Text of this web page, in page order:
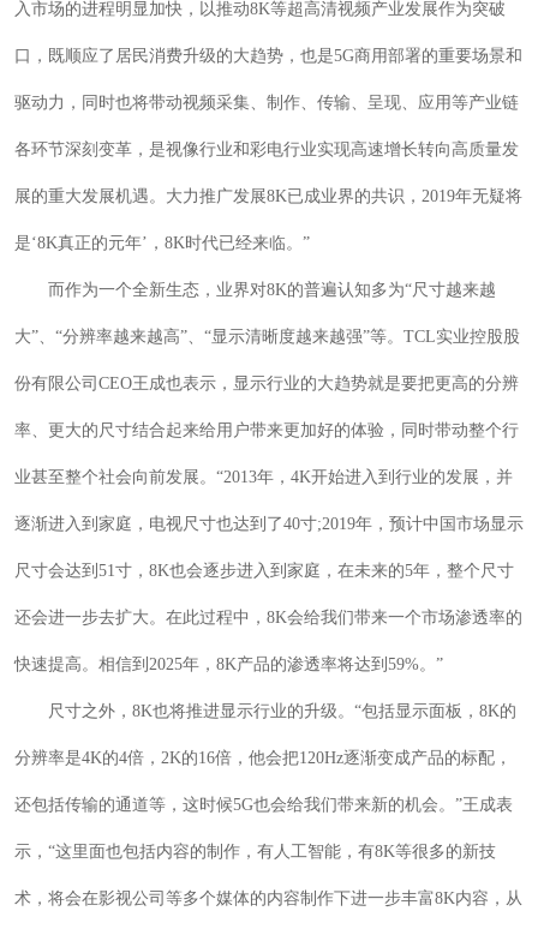
入市场的进程明显加快，以推动8K等超高清视频产业发展作为突破
口，既顺应了居民消费升级的大趋势，也是5G商用部署的重要场景和
驱动力，同时也将带动视频采集、制作、传输、呈现、应用等产业链
各环节深刻变革，是视像行业和彩电行业实现高速增长转向高质量发
展的重大发展机遇。大力推广发展8K已成业界的共识，2019年无疑将
是‘8K真正的元年’，8K时代已经来临。”
而作为一个全新生态，业界对8K的普遍认知多为“尺寸越来越
大”、“分辨率越来越高”、“显示清晰度越来越强”等。TCL实业控股股
份有限公司CEO王成也表示，显示行业的大趋势就是要把更高的分辨
率、更大的尺寸结合起来给用户带来更加好的体验，同时带动整个行
业甚至整个社会向前发展。“2013年，4K开始进入到行业的发展，并
逐渐进入到家庭，电视尺寸也达到了40寸;2019年，预计中国市场显示
尺寸会达到51寸，8K也会逐步进入到家庭，在未来的5年，整个尺寸
还会进一步去扩大。在此过程中，8K会给我们带来一个市场渗透率的
快速提高。相信到2025年，8K产品的渗透率将达到59%。”
尺寸之外，8K也将推进显示行业的升级。“包括显示面板，8K的
分辨率是4K的4倍，2K的16倍，他会把120Hz逐渐变成产品的标配，
还包括传输的通道等，这时候5G也会给我们带来新的机会。”王成表
示，“这里面也包括内容的制作，有人工智能，有8K等很多的新技
术，将会在影视公司等多个媒体的内容制作下进一步丰富8K内容，从